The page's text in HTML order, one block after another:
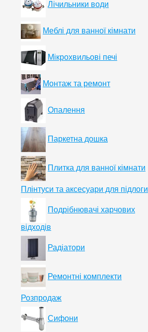
Лічильники води
Меблі для ванної кімнати
Мікрохвильові печі
Монтаж та ремонт
Опалення
Паркетна дошка
Плитка для ванної кімнати
Плінтуси та аксесуари для підлоги
Подрібнювачі харчових
відходів
Радіатори
Ремонтні комплекти
Розпродаж
Сифони